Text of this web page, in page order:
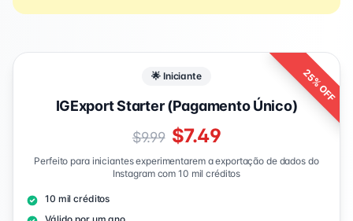
25% OFF
🌟 Iniciante
IGExport Starter (Pagamento Único)
$9.99 $7.49
Perfeito para iniciantes experimentarem a exportação de dados do
Instagram com 10 mil créditos
10 mil créditos